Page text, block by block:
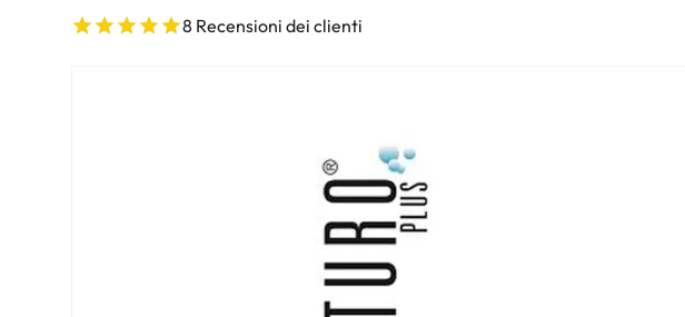
Biotrue
Lenti toriche
ReNu
Futuro
8 Recensioni dei clienti